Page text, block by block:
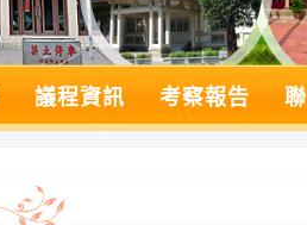
議程資訊 考察報告